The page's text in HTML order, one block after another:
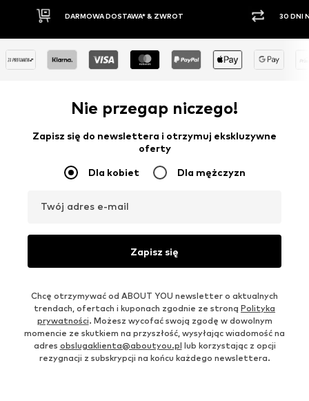
DOSTAWA* & ZWROT 30 DNI NA ZWROT
Nie przegap niczego!
Zapisz się do newslettera i otrzymuj ekskluzywne
oferty
Dla kobiet Dla mężczyzn
Twój adres e-mail
Zapisz się
Chcę otrzymywać od ABOUT YOU newsletter o aktualnych
trendach, ofertach i kuponach zgodnie ze stroną Polityka
prywatności. Możesz wycofać swoją zgodę w dowolnym
momencie ze skutkiem na przyszłość, wysyłając wiadomość na
adres obslugaklienta@aboutyou.pl lub korzystając z opcji
rezygnacji z subskrypcji na końcu każdego newslettera.